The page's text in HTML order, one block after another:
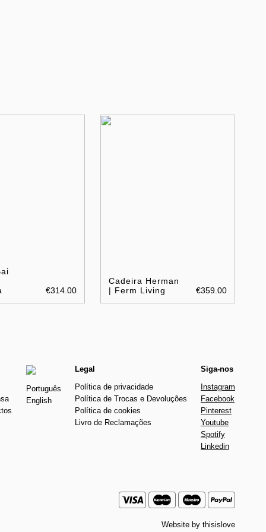
€314.00
Cadeira Herman
| Ferm Living
€359.00
Português
English
Legal
Política de privacidade
Política de Trocas e Devoluções
Política de cookies
Livro de Reclamações
Siga-nos
Instagram
Facebook
Pinterest
Youtube
Spotify
Linkedin
Website by thisislove